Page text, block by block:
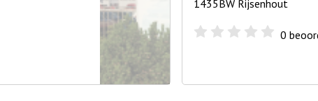
1435BW Rijsenhout
0